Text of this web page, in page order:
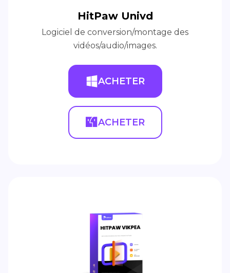
HitPaw Univd
Logiciel de conversion/montage des
vidéos/audio/images.
ACHETER
ACHETER